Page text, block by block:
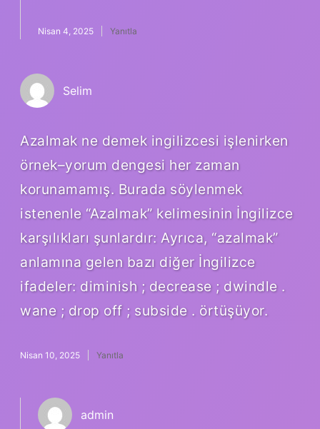
Nisan 4, 2025 Yanıtla
Selim
Azalmak ne demek ingilizcesi işlenirken
örnek–yorum dengesi her zaman
korunamamış. Burada söylenmek
istenenle “Azalmak” kelimesinin İngilizce
karşılıkları şunlardır: Ayrıca, “azalmak”
anlamına gelen bazı diğer İngilizce
ifadeler: diminish ; decrease ; dwindle .
wane ; drop off ; subside . örtüşüyor.
Nisan 10, 2025 Yanıtla
admin